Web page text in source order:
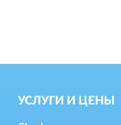
УСЛУГИ И ЦЕНЫ